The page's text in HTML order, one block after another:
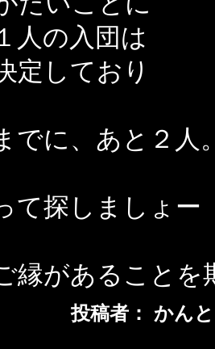
人の入団は
定しており
でに、あと２人
て探しましょー
縁があること
投稿者： かん